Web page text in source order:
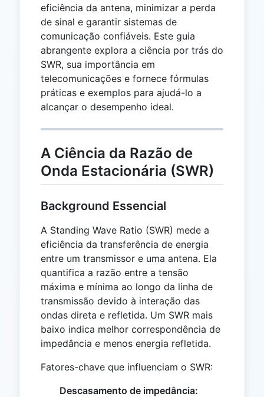
eficiência da antena, minimizar a perda
de sinal e garantir sistemas de
comunicação confiáveis. Este guia
abrangente explora a ciência por trás do
SWR, sua importância em
telecomunicações e fornece fórmulas
práticas e exemplos para ajudá-lo a
alcançar o desempenho ideal.
A Ciência da Razão de
Onda Estacionária (SWR)
Background Essencial
A Standing Wave Ratio (SWR) mede a
eficiência da transferência de energia
entre um transmissor e uma antena. Ela
quantifica a razão entre a tensão
máxima e mínima ao longo da linha de
transmissão devido à interação das
ondas direta e refletida. Um SWR mais
baixo indica melhor correspondência de
impedância e menos energia refletida.
Fatores-chave que influenciam o SWR:
Descasamento de impedância: